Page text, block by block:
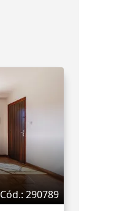
Cód.: 290789